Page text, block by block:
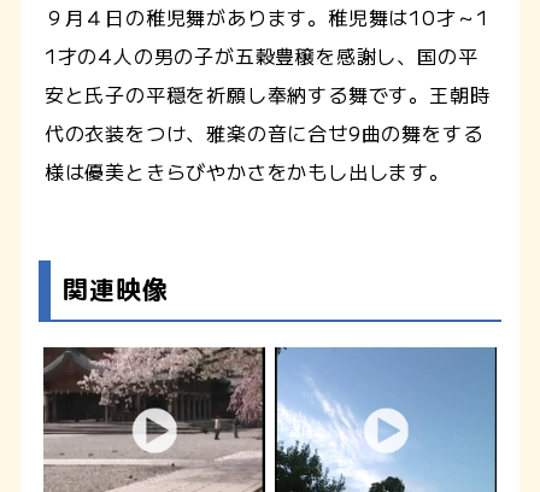
９月４日の稚児舞があります。稚児舞は10才～1
1才の4人の男の子が五穀豊穣を感謝し、国の平
安と氏子の平穏を祈願し奉納する舞です。王朝時
代の衣装をつけ、雅楽の音に合せ9曲の舞をする
様は優美ときらびやかさをかもし出します。
関連映像